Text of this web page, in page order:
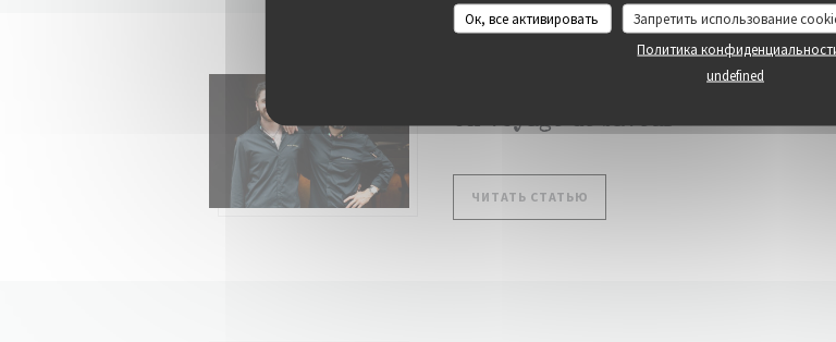
Ок, все активировать Запретить использование
Политика
undefined
Un voyage de saveur
ЧИТАТЬ СТАТЬЮ
COLITA